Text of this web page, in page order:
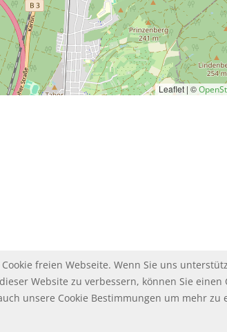
Leaflet | ©
freien Webseite. Wenn Sie uns
Website zu verbessern, können Sie einen
unsere Cookie Bestimmungen um mehr zu